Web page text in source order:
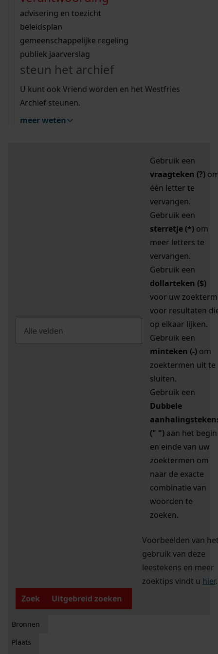
bouwvergunningen
omgevingsvergunningen
vergunningen
beeld en geluid
uitleg nodig?
Wij helpen u op weg met een aantal zoektips.
bekijk alle zoektips
Wij helpen u op weg met een aantal zoektips.
bekijk alle zoektips
bekijk ons geschiedenislokaal
advisering en toezicht
beleidsplan
gemeenschappelijke regeling
publiek jaarverslag
steun het archief
U kunt ook Vriend worden en het Westfries
Archief steunen.
meer weten
zoektips
Mijn Studiezaal (inloggen)
uw zoekopdracht te
Gebruik een
vraagteken (?)
één letter te
vervangen.
Gebruik een
sterretje (*) om
meer letters te
vervangen.
Gebruik een
dollarteken ($)
voor uw zoekterm
voor resultaten
op elkaar lijken.
Gebruik een
minteken (-) om
zoektermen uit te
sluiten.
Gebruik een
Dubbele
(" ") aan het begin
en einde van uw
zoektermen om
naar de exacte
combinatie van
woorden te
zoeken.
Voorbeelden van
gebruik van deze
leestekens en meer
zoektips vindt u hier.
Zoek
Uitgebreid zoeken
Bronnen
Plaats